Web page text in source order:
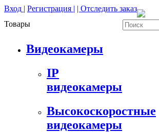
Вход | Регистрация | | Отследить заказ
Товары
Видеокамеры
IP
видеокамеры
Высокоскоростные
видеокамеры